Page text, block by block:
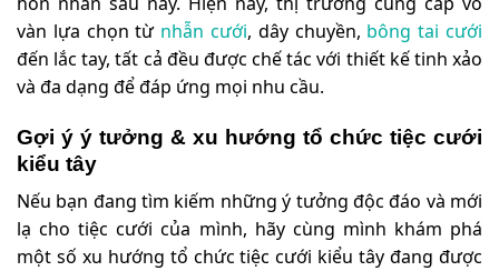
vàn lựa chọn từ nhẫn cưới, dây chuyền, bông tai cưới
đến lắc tay, tất cả đều được chế tác với thiết kế tinh xảo
và đa dạng để đáp ứng mọi nhu cầu.
Gợi ý ý tưởng & xu hướng tổ chức tiệc cưới
kiểu tây
Nếu bạn đang tìm kiếm những ý tưởng độc đáo và mới
lạ cho tiệc cưới của mình, hãy cùng mình khám phá
một số xu hướng tổ chức tiệc cưới kiểu tây đang được